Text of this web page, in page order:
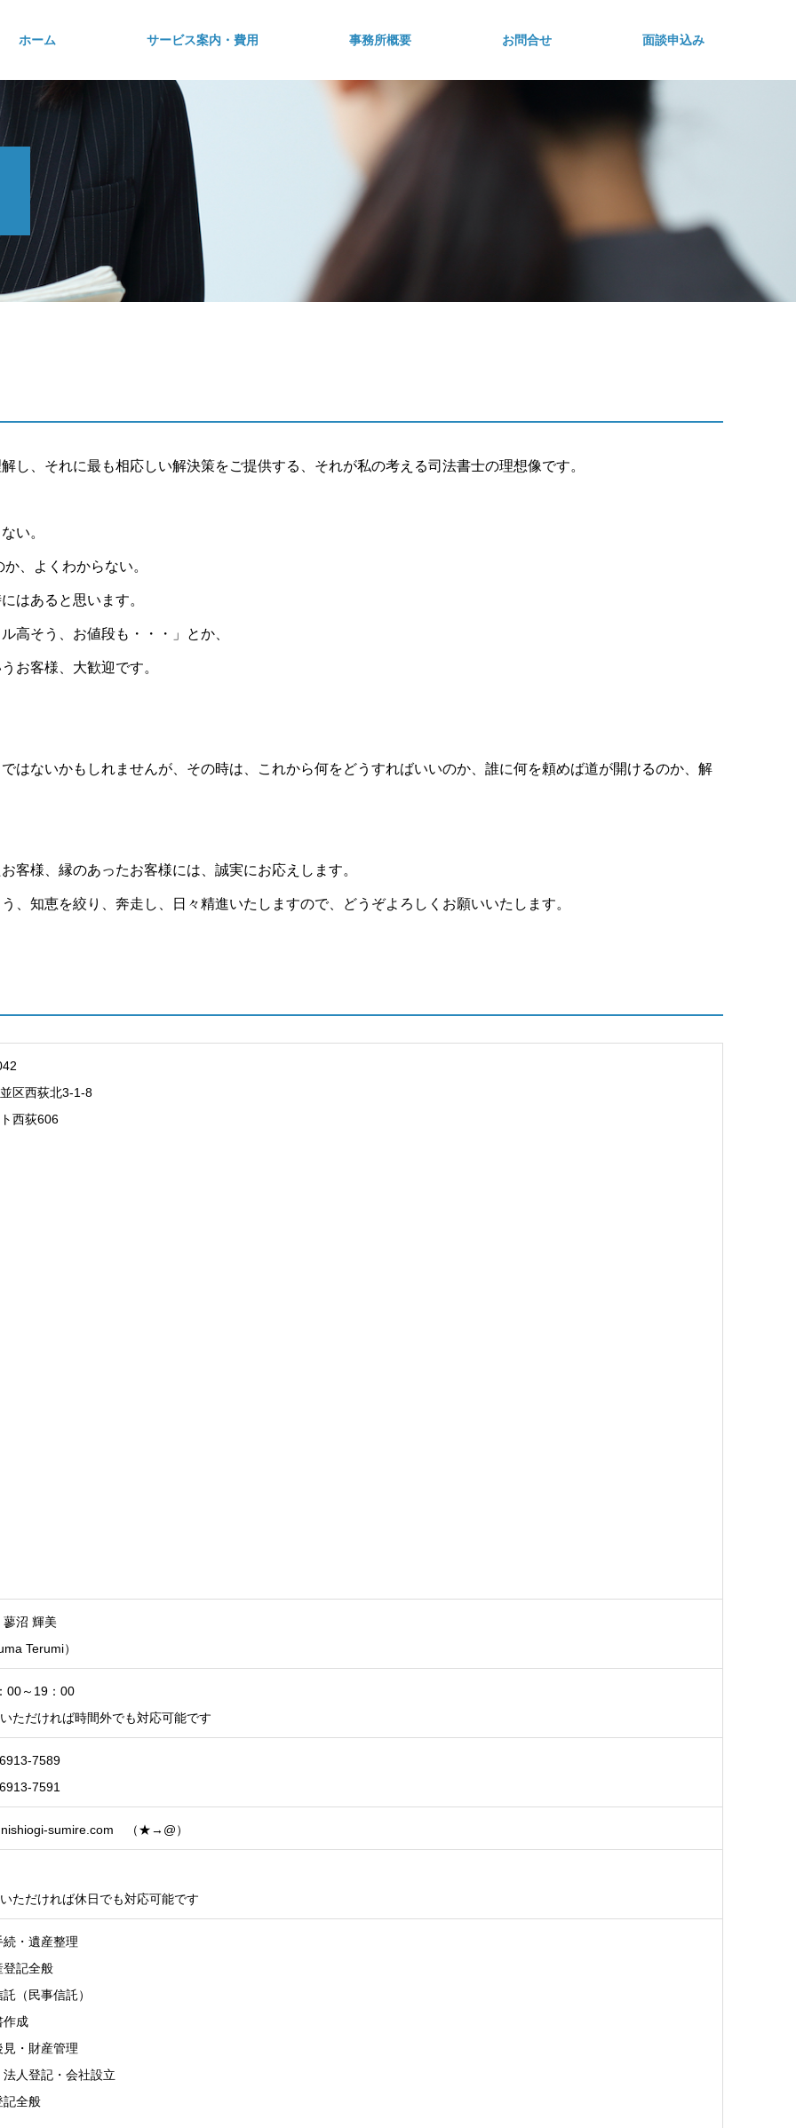
ホーム サービス案内・費用 事務所概要 お問合せ 面談申込み
し、それに最も相応しい解決策をご提供する、それが私の考える司法書士の理想像です。
い。
、よくわからない。
はあると思います。
高そう、お値段も・・・」とか、
お客様、大歓迎です。
はないかもしれませんが、その時は、これから何をどうすればいいのか、誰に何を頼めば道が開けるのか、解
客様、縁のあったお客様には、誠実にお応えします。
、知恵を絞り、奔走し、日々精進いたしますので、どうぞよろしくお願いいたします。
区西荻北3-1-8
西荻606
沼 輝美
Terumi）
～19：00
ただければ時間外でも対応可能です
7589
7591
sumire.com （★→@）
ただければ休日でも対応可能です
続・遺産整理
登記全般
（民事信託）
作成
見・財産管理
法人登記・会社設立
記全般